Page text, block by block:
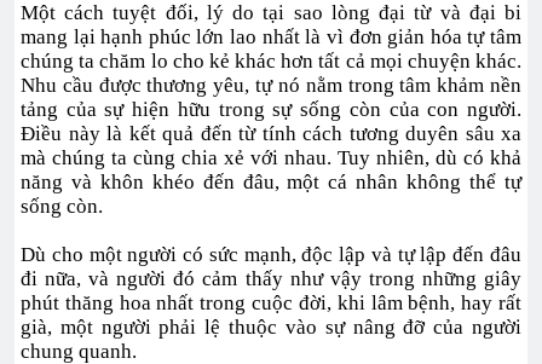
Một cách tuyệt đối, lý do tại sao lòng đại từ và đại bi
mang lại hạnh phúc lớn lao nhất là vì đơn giản hóa tự tâm
chúng ta chăm lo cho kẻ khác hơn tất cả mọi chuyện khác.
Nhu cầu được thương yêu, tự nó nằm trong tâm khảm nền
tảng của sự hiện hữu trong sự sống còn của con người.
Điều này là kết quả đến từ tính cách tương duyên sâu xa
mà chúng ta cùng chia xẻ với nhau. Tuy nhiên, dù có khả
năng và khôn khéo đến đâu, một cá nhân không thể tự
sống còn.
Dù cho một người có sức mạnh, độc lập và tự lập đến đâu
đi nữa, và người đó cảm thấy như vậy trong những giây
phút thăng hoa nhất trong cuộc đời, khi lâm bệnh, hay rất
già, một người phải lệ thuộc vào sự nâng đỡ của người
chung quanh.